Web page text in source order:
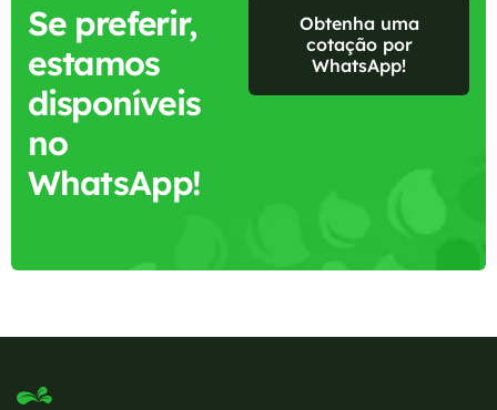
Se preferir,
estamos
disponíveis
no
WhatsApp!
Obtenha uma
cotação por
WhatsApp!